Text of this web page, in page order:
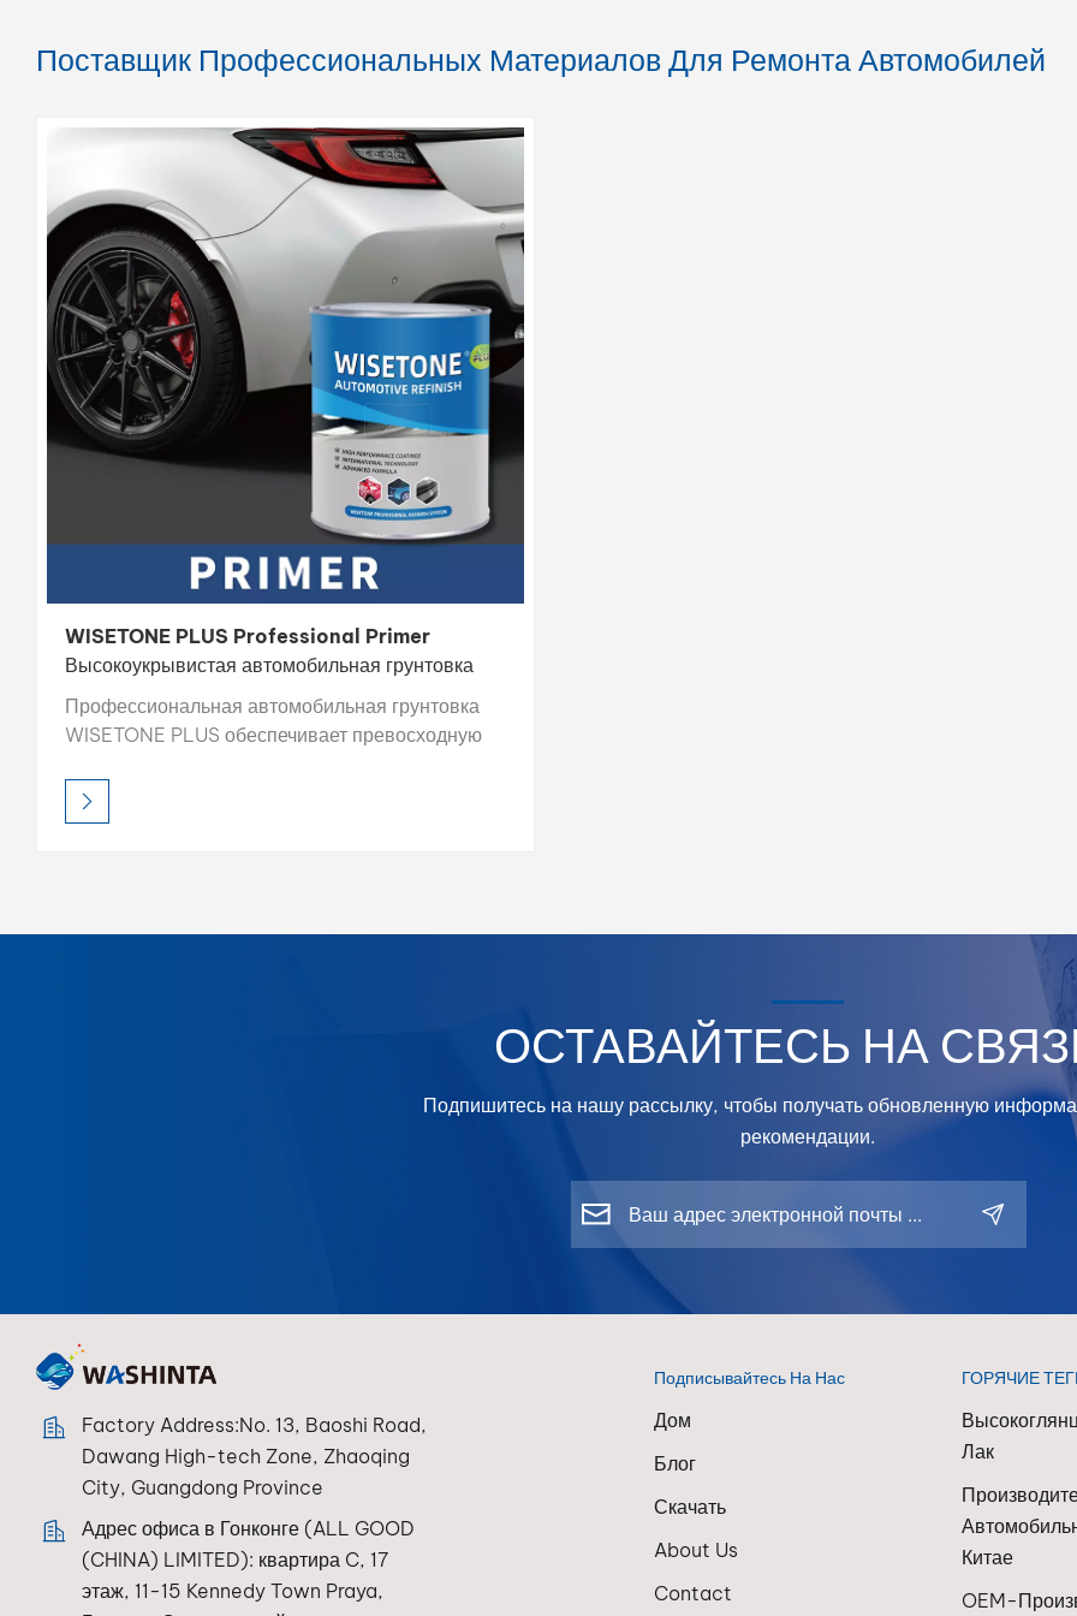
Поставщик Профессиональных Материалов Для Ремонта Автомобилей
WISETONE PLUS Professional Primer
Высокоукрывистая автомобильная грунтовка
Профессиональная автомобильная грунтовка
WISETONE PLUS обеспечивает превосходную
высокую заполняющую способность и быстрое
высыхание. Её легко шлифуемая формула
использования, эта грунтовка создаёт прочную
ОСТАВАЙТЕСЬ НА
Подпишитесь на нашу рассылку, чтобы получать обновленную
рекомендации.
Factory Address:No. 13, Baoshi Road,
Dawang High-tech Zone, Zhaoqing
City, Guangdong Province
Адрес офиса в Гонконге (ALL GOOD
(CHINA) LIMITED): квартира C, 17
этаж, 11-15 Kennedy Town Praya,
ГОРЯЧИЕ
Лак
Китае
OEM-
Подписывайтесь На Нас
Дом
Блог
Скачать
About Us
Contact